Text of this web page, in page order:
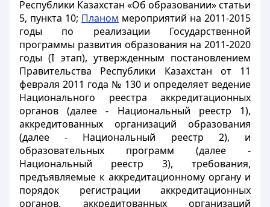
Республики Казахстан «Об образовании» статьи
5, пункта 10; Планом мероприятий на 2011-2015
годы по реализации Государственной
программы развития образования на 2011-2020
годы (I этап), утвержденным постановлением
Правительства Республики Казахстан от 11
февраля 2011 года № 130 и определяет ведение
Национального реестра аккредитационных
органов (далее - Национальный реестр 1),
аккредитованных организаций образования
(далее - Национальный реестр 2), и
образовательных программ (далее -
Национальный реестр 3), требования,
предъявляемые к аккредитационному органу и
порядок регистрации аккредитационных
органов, аккредитованных организаций